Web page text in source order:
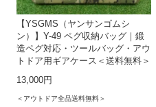
【YSGMS（ヤンサンゴムシ
ン）】Y-49 ペグ収納バッグ｜鍛
造ペグ対応・ツールバッグ・アウ
トドア用ギアケース＜送料無料＞
13,000円
＜アウトドア全品送料無料＞